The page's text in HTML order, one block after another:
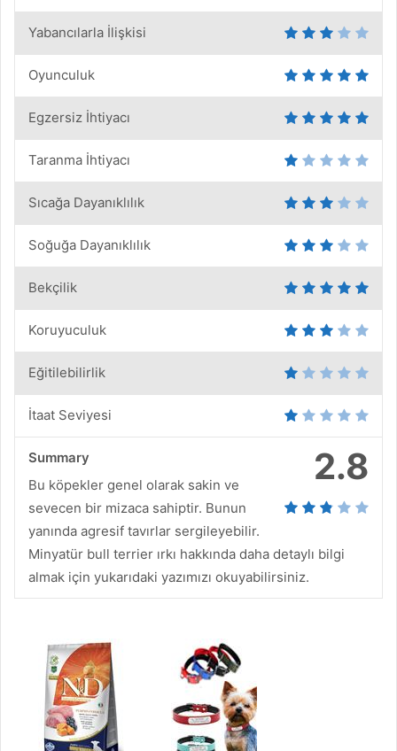
Yabancılarla İlişkisi
Oyunculuk
Egzersiz İhtiyacı
Taranma İhtiyacı
Sıcağa Dayanıklılık
Soğuğa Dayanıklılık
Bekçilik
Koruyuculuk
Eğitilebilirlik
İtaat Seviyesi
2.8
Summary
Bu köpekler genel olarak sakin ve
sevecen bir mizaca sahiptir. Bunun
yanında agresif tavırlar sergileyebilir.
Minyatür bull terrier ırkı hakkında daha detaylı bilgi
almak için yukarıdaki yazımızı okuyabilirsiniz.